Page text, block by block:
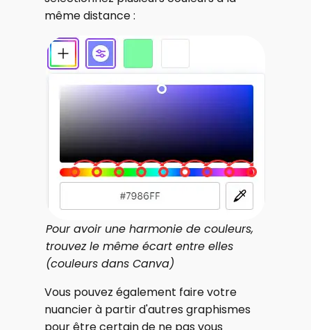
même distance :
Pour avoir une harmonie de couleurs,
trouvez le même écart entre elles
(couleurs dans Canva)
Vous pouvez également faire votre
nuancier à partir d'autres graphismes
pour être certain de ne pas vous